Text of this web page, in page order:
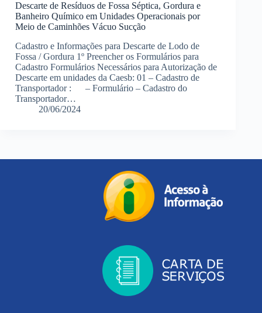
Descarte de Resíduos de Fossa Séptica, Gordura e
Banheiro Químico em Unidades Operacionais por
Meio de Caminhões Vácuo Sucção
Cadastro e Informações para Descarte de Lodo de
Fossa / Gordura 1º Preencher os Formulários para
Cadastro Formulários Necessários para Autorização de
Descarte em unidades da Caesb: 01 – Cadastro de
Transportador : – Formulário – Cadastro do
Transportador…
20/06/2024